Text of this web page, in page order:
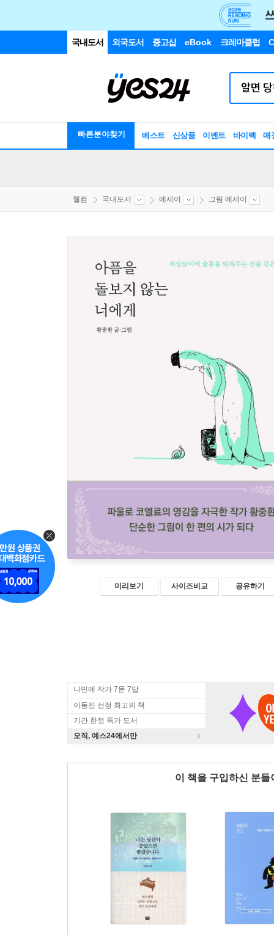
국내도서 외국도서 중고샵 eBook 크레마클럽
빠른분야찾기 베스트 신상품 이벤트 바이백 매
웰컴 국내도서 에세이 그림 에세이
미리보기 사이즈비교 공유하기
나민애 작가 7문 7답
이동진 선정 최고의 책
기간 한정 특가 도서
오직, 예스24에서만
이 책을 구입하신 분